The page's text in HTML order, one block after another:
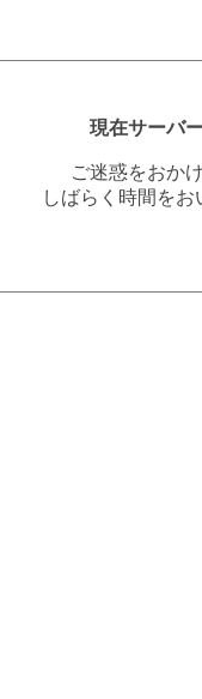
現在サーバ
ご迷惑をおか
しばらく時間を